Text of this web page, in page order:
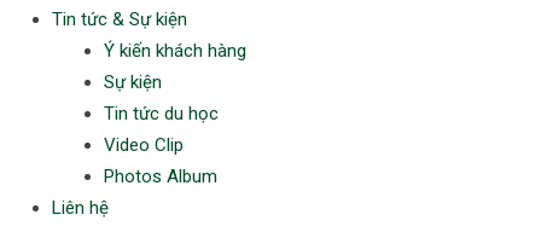
Tin tức & Sự kiện
Ý kiến khách hàng
Sự kiện
Tin tức du học
Video Clip
Photos Album
Liên hệ